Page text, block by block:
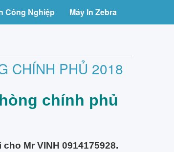
Công Nghiệp Máy In Zebra
CHÍNH PHỦ 2018
chính phủ
Mr VINH 0914175928.